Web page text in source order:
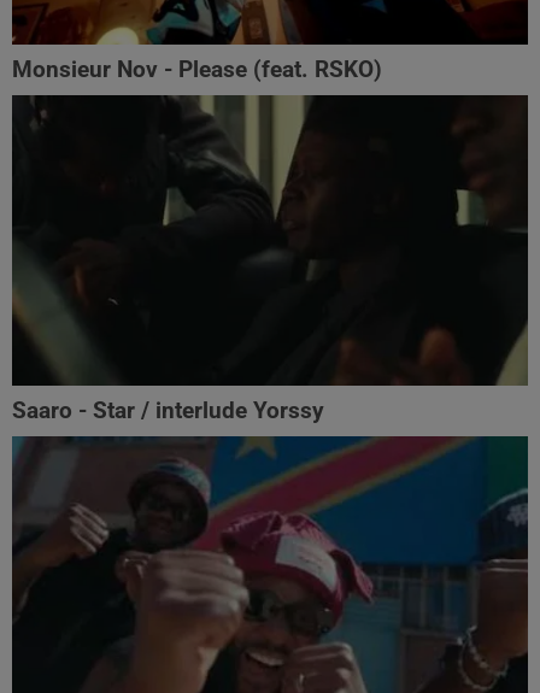
Monsieur Nov‬ - Please (feat. RSKO)
Saaro - Star / interlude Yorssy